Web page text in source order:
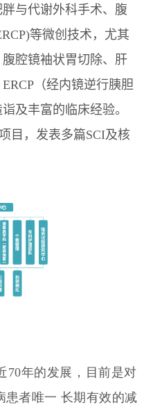
与代谢外科手术、腹
等微创技术，尤其
腔镜袖状胃切除、肝
（经内镜逆行胰胆
及丰富的临床经验。
目，发表多篇SCI及核
70年的发展，目前是对
患者唯一 长期有效的减